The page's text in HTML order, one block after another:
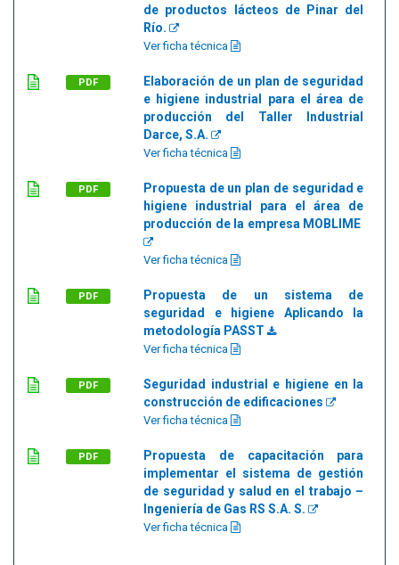
de productos lácteos de Pinar del
Río.
Ver ficha técnica
PDF
Elaboración de un plan de seguridad
e higiene industrial para el área de
producción del Taller Industrial
Darce, S.A.
Ver ficha técnica
PDF
Propuesta de un plan de seguridad e
higiene industrial para el área de
producción de la empresa MOBLIME
Ver ficha técnica
PDF
Propuesta de un sistema de
seguridad e higiene Aplicando la
metodología PASST
Ver ficha técnica
PDF
Seguridad industrial e higiene en la
construcción de edificaciones
Ver ficha técnica
PDF
Propuesta de capacitación para
implementar el sistema de gestión
de seguridad y salud en el trabajo –
Ingeniería de Gas RS S.A. S.
Ver ficha técnica